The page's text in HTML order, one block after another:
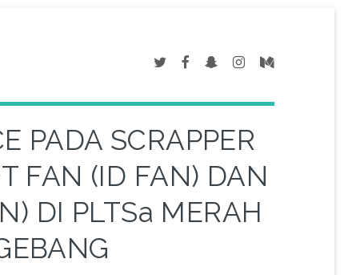
PADA SCRAPPER
FAN (ID FAN) DAN
DI PLTSa MERAH